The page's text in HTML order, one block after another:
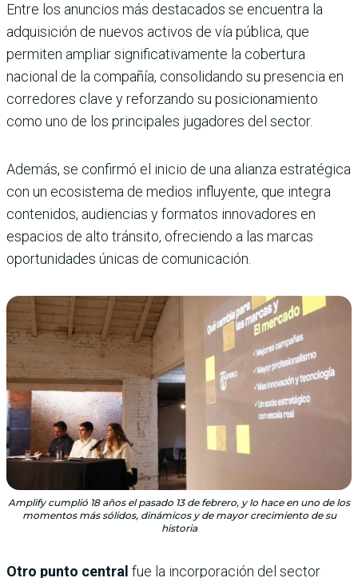
Entre los anuncios más destacados se encuentra la
adquisición de nuevos activos de vía pública, que
permiten ampliar significativamente la cobertura
nacional de la compañía, consolidando su presencia en
corredores clave y reforzando su posicionamiento
como uno de los principales jugadores del sector.
Además, se confirmó el inicio de una alianza estratégica
con un ecosistema de medios influyente, que integra
contenidos, audiencias y formatos innovadores en
espacios de alto tránsito, ofreciendo a las marcas
oportunidades únicas de comunicación.
Amplify cumplió 18 años el pasado 13 de febrero, y lo hace en uno de los
momentos más sólidos, dinámicos y de mayor crecimiento de su
historia
Otro punto central fue la incorporación del sector